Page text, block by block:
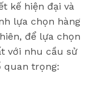
kế hiện đại và
lựa chọn hàng
để lựa chọn
với nhu cầu sử
quan trọng: